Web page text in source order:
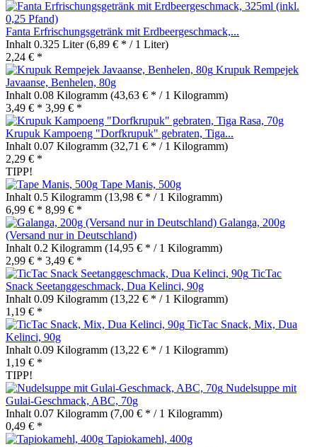
Fanta Erfrischungsgetränk mit Erdbeergeschmack,...
Inhalt 0.325 Liter(6,89 € * / 1 Liter)
2,24 € *
Krupuk Rempejek
Javaanse, Benhelen, 80g
Inhalt 0.08 Kilogramm (43,63 € * / 1 Kilogramm)
3,49 € * 3,99 € *
Krupuk Kampoeng "Dorfkrupuk" gebraten, Tiga...
Inhalt 0.07 Kilogramm (32,71 € * / 1 Kilogramm)
2,29 € *
TIPP!
Tape Manis, 500g
Inhalt 0.5 Kilogramm (13,98 € * / 1 Kilogramm)
6,99 € * 8,99 € *
Galanga, 200g
(Versand nur in Deutschland)
Inhalt 0.2 Kilogramm (14,95 € * / 1 Kilogramm)
2,99 € * 3,49 € *
TicTac
Snack Seetanggeschmack, Dua Kelinci, 90g
Inhalt 0.09 Kilogramm (13,22 € * / 1 Kilogramm)
1,19 € *
TicTac Snack, Mix, Dua
Kelinci, 90g
Inhalt 0.09 Kilogramm (13,22 € * / 1 Kilogramm)
1,19 € *
TIPP!
Nudelsuppe mit
Gulai-Geschmack, ABC, 70g
Inhalt 0.07 Kilogramm (7,00 € * / 1 Kilogramm)
0,49 € *
Tapiokamehl, 400g